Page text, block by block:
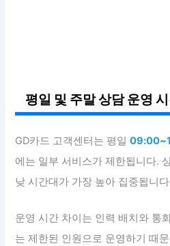
평일 및 주말 상담 운영
GD카드 고객센터는 평일
에는 일부 서비스가 제한됩니다.
낮 시간대가 가장 높아 집중됩니
운영 시간 차이는 인력 배치와 통
는 제한된 인원으로 운영하기 때